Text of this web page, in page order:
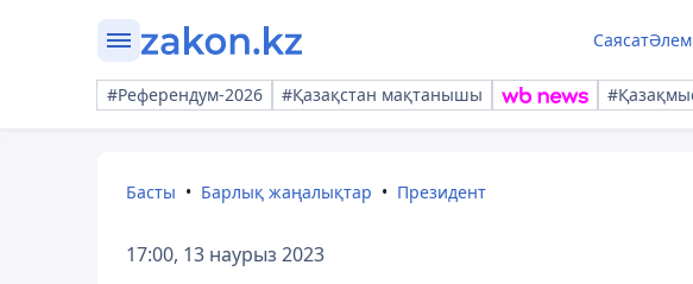
СаясатӘлем
#Референдум-2026 #Қазақстан мақтанышы
Басты Барлық жаңалықтар Президент
17:00, 13 наурыз 2023